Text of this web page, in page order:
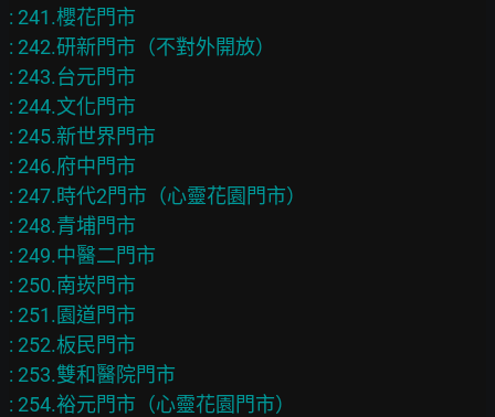
: 241.櫻花門市
: 242.研新門市（不對外開放）
: 243.台元門市
: 244.文化門市
: 245.新世界門市
: 246.府中門市
: 247.時代2門市（心靈花園門市）
: 248.青埔門市
: 249.中醫二門市
: 250.南崁門市
: 251.園道門市
: 252.板民門市
: 253.雙和醫院門市
: 254.裕元門市（心靈花園門市）